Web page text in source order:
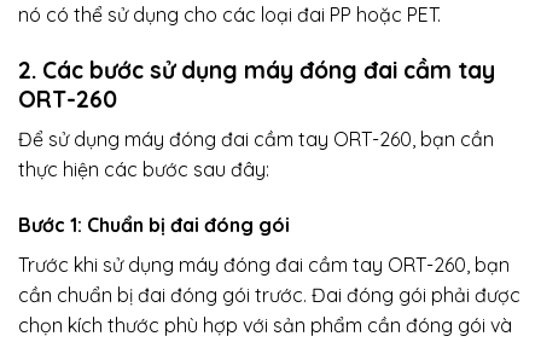
nó có thể sử dụng cho các loại đai PP hoặc PET.
2. Các bước sử dụng máy đóng đai cầm tay
ORT-260
Để sử dụng máy đóng đai cầm tay ORT-260, bạn cần
thực hiện các bước sau đây:
Bước 1: Chuẩn bị đai đóng gói
Trước khi sử dụng máy đóng đai cầm tay ORT-260, bạn
cần chuẩn bị đai đóng gói trước. Đai đóng gói phải được
chọn kích thước phù hợp với sản phẩm cần đóng gói và